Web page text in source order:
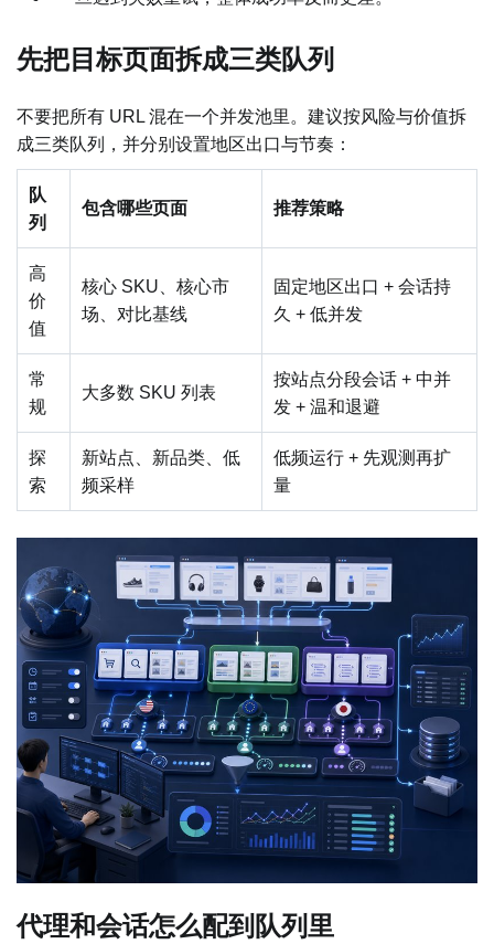
先把目标页面拆成三类队列
不要把所有 URL 混在一个并发池里。建议按风险与价值拆
成三类队列，并分别设置地区出口与节奏：
队
列
包含哪些页面 推荐策略
高
价
值
核心 SKU、核心市
场、对比基线
固定地区出口 + 会话持
久 + 低并发
常
规
大多数 SKU 列表
按站点分段会话 + 中并
发 + 温和退避
探
索
新站点、新品类、低
频采样
低频运行 + 先观测再扩
量
代理和会话怎么配到队列里